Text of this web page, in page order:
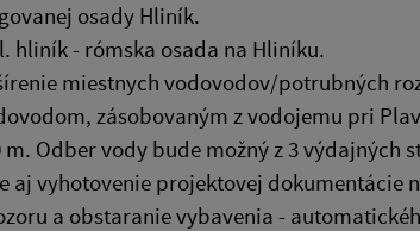
osady Hliník.
hliník - rómska osada na Hliníku.
miestnych vodovodov/potrubných
zásobovaným z vodojemu pri
Odber vody bude možný z 3 výdajných
aj vyhotovenie projektovej dokumentácie
a obstaranie vybavenia -